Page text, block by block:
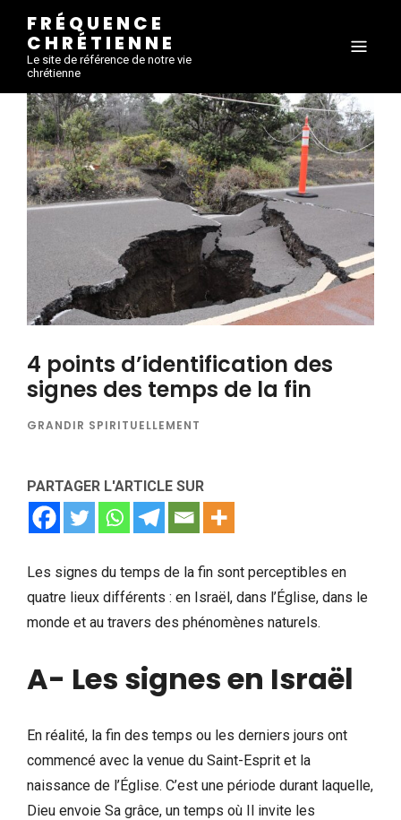
FRÉQUENCE
CHRÉTIENNE
Le site de référence de notre vie
chrétienne
4 points d’identification des
signes des temps de la fin
GRANDIR SPIRITUELLEMENT
PARTAGER L'ARTICLE SUR
Les signes du temps de la fin sont perceptibles en
quatre lieux différents : en Israël, dans l’Église, dans le
monde et au travers des phénomènes naturels.
A- Les signes en Israël
En réalité, la fin des temps ou les derniers jours ont
commencé avec la venue du Saint-Esprit et la
naissance de l’Église. C’est une période durant laquelle,
Dieu envoie Sa grâce, un temps où Il invite les